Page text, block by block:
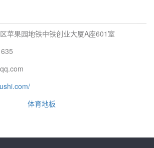
苹果园地铁中铁创业大厦A座601室
体育地板